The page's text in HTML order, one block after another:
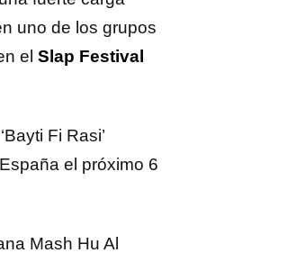
uno de los grupos
el Slap Festival
Fi Rasi’
el próximo 6
Mash Hu Al